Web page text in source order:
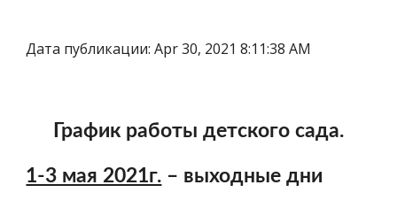
Дата публикации: Apr 30, 2021 8:11:38 AM
График работы детского сада.
1-3 мая 2021г. – выходные дни